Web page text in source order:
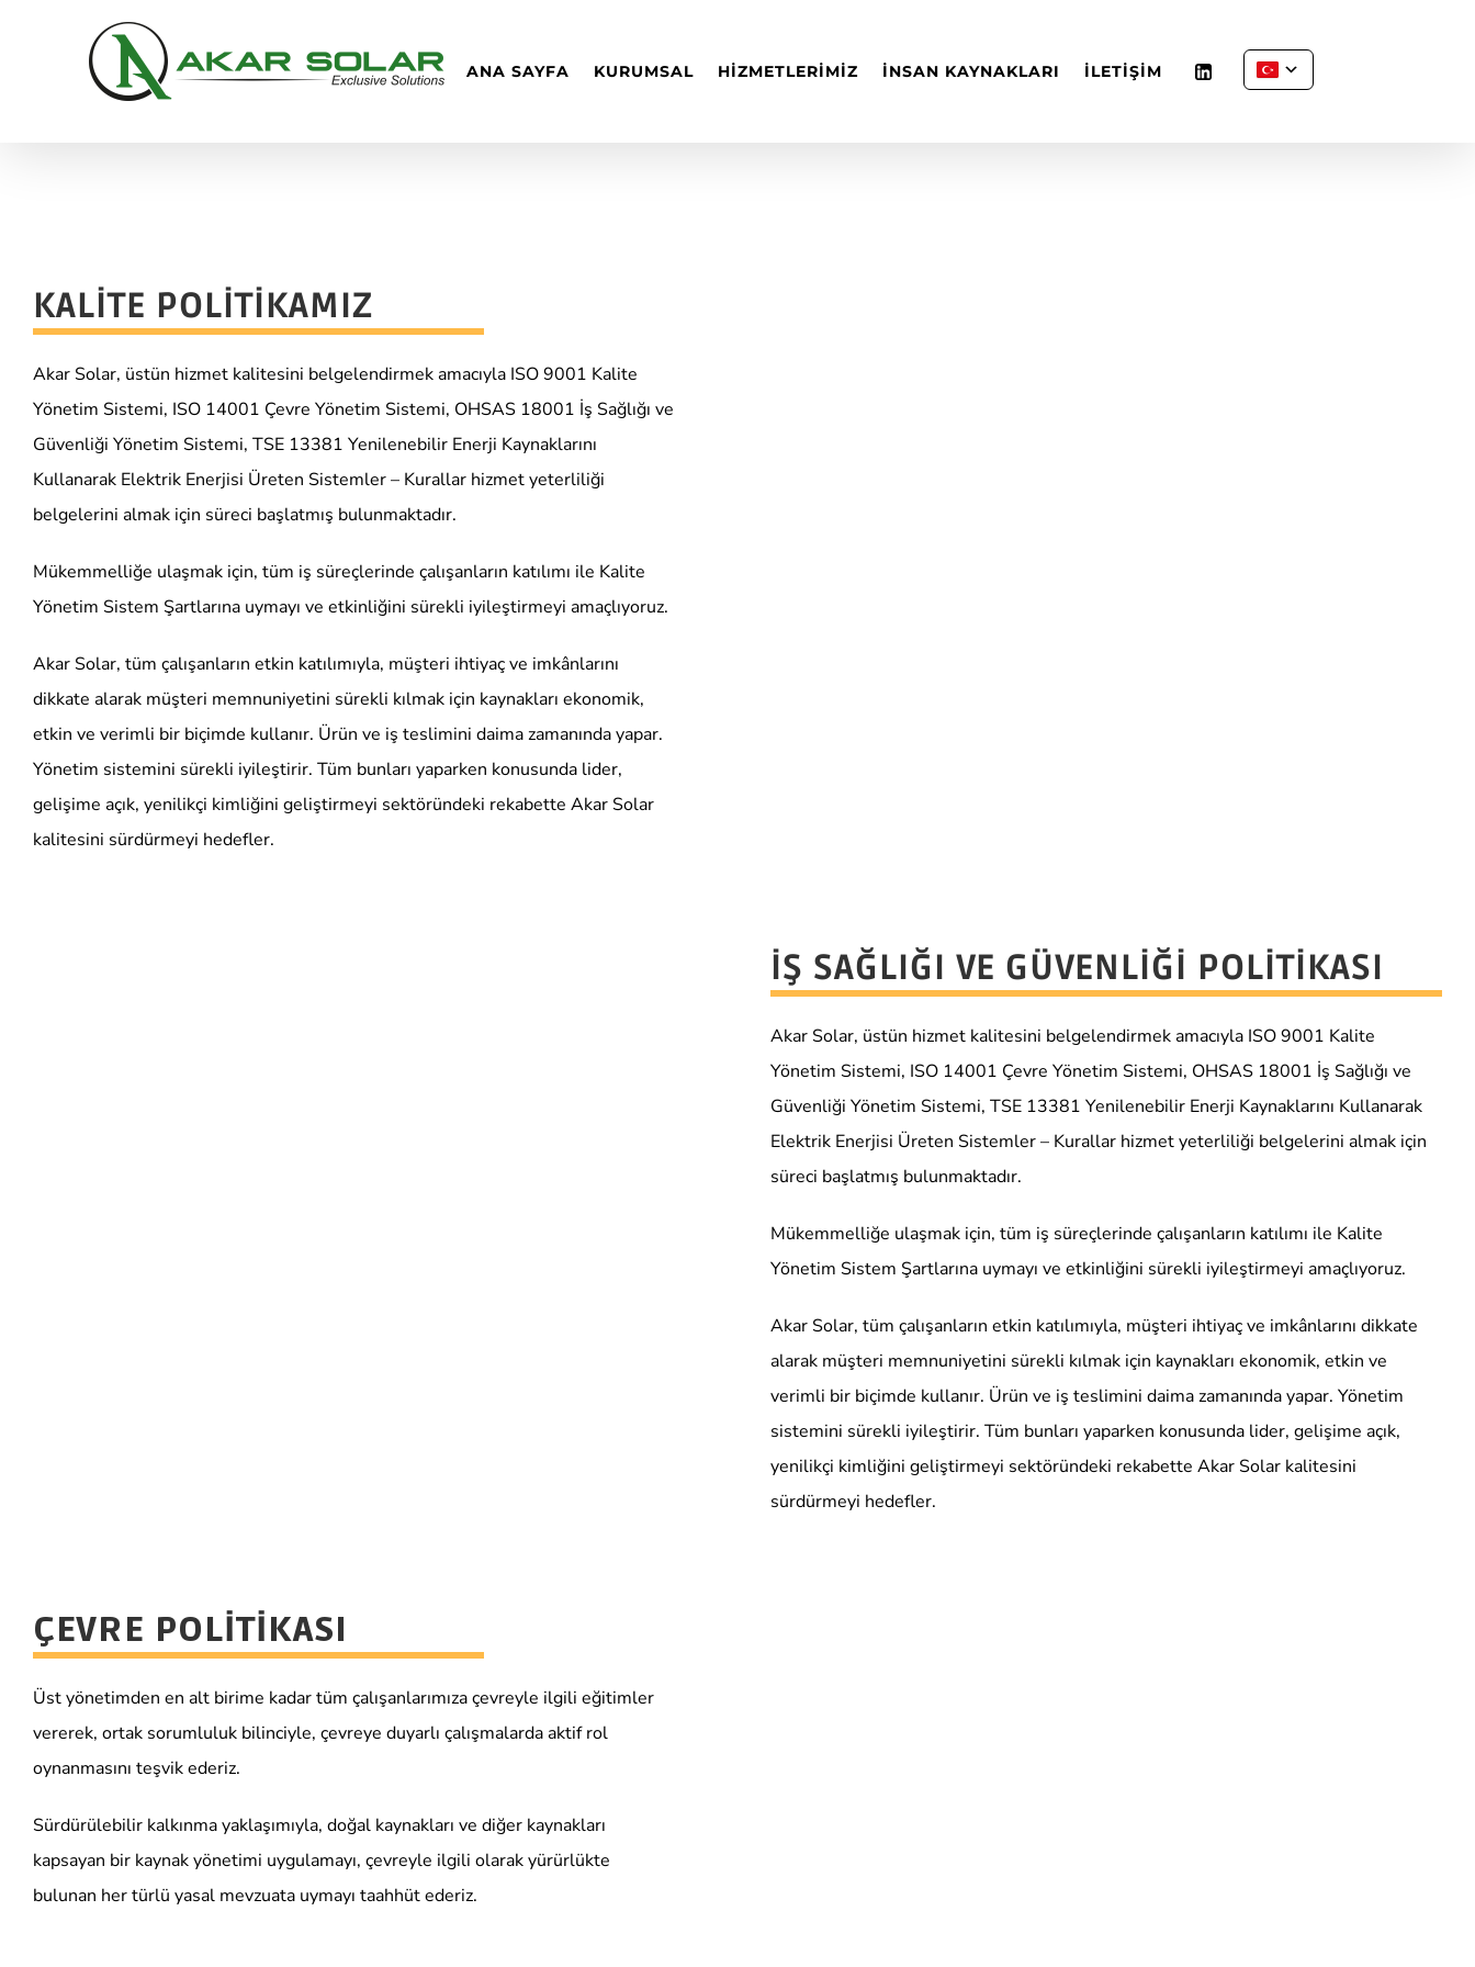
ANA SAYFA KURUMSAL HİZMETLERİMİZ İNSAN KAYNAKLARI İLETİŞİM
KALİTE POLİTİKAMIZ
Akar Solar, üstün hizmet kalitesini belgelendirmek amacıyla ISO 9001 Kalite
Yönetim Sistemi, ISO 14001 Çevre Yönetim Sistemi, OHSAS 18001 İş Sağlığı ve
Güvenliği Yönetim Sistemi, TSE 13381 Yenilenebilir Enerji Kaynaklarını
Kullanarak Elektrik Enerjisi Üreten Sistemler – Kurallar hizmet yeterliliği
belgelerini almak için süreci başlatmış bulunmaktadır.
Mükemmelliğe ulaşmak için, tüm iş süreçlerinde çalışanların katılımı ile Kalite
Yönetim Sistem Şartlarına uymayı ve etkinliğini sürekli iyileştirmeyi amaçlıyoruz.
Akar Solar, tüm çalışanların etkin katılımıyla, müşteri ihtiyaç ve imkânlarını
dikkate alarak müşteri memnuniyetini sürekli kılmak için kaynakları ekonomik,
etkin ve verimli bir biçimde kullanır. Ürün ve iş teslimini daima zamanında yapar.
Yönetim sistemini sürekli iyileştirir. Tüm bunları yaparken konusunda lider,
gelişime açık, yenilikçi kimliğini geliştirmeyi sektöründeki rekabette Akar Solar
kalitesini sürdürmeyi hedefler.
İŞ SAĞLIĞI VE GÜVENLİĞİ POLİTİKASI
Akar Solar, üstün hizmet kalitesini belgelendirmek amacıyla ISO 9001 Kalite
Yönetim Sistemi, ISO 14001 Çevre Yönetim Sistemi, OHSAS 18001 İş Sağlığı ve
Güvenliği Yönetim Sistemi, TSE 13381 Yenilenebilir Enerji Kaynaklarını Kullanarak
Elektrik Enerjisi Üreten Sistemler – Kurallar hizmet yeterliliği belgelerini almak için
süreci başlatmış bulunmaktadır.
Mükemmelliğe ulaşmak için, tüm iş süreçlerinde çalışanların katılımı ile Kalite
Yönetim Sistem Şartlarına uymayı ve etkinliğini sürekli iyileştirmeyi amaçlıyoruz.
Akar Solar, tüm çalışanların etkin katılımıyla, müşteri ihtiyaç ve imkânlarını dikkate
alarak müşteri memnuniyetini sürekli kılmak için kaynakları ekonomik, etkin ve
verimli bir biçimde kullanır. Ürün ve iş teslimini daima zamanında yapar. Yönetim
sistemini sürekli iyileştirir. Tüm bunları yaparken konusunda lider, gelişime açık,
yenilikçi kimliğini geliştirmeyi sektöründeki rekabette Akar Solar kalitesini
sürdürmeyi hedefler.
ÇEVRE POLİTİKASI
Üst yönetimden en alt birime kadar tüm çalışanlarımıza çevreyle ilgili eğitimler
vererek, ortak sorumluluk bilinciyle, çevreye duyarlı çalışmalarda aktif rol
oynanmasını teşvik ederiz.
Sürdürülebilir kalkınma yaklaşımıyla, doğal kaynakları ve diğer kaynakları
kapsayan bir kaynak yönetimi uygulamayı, çevreyle ilgili olarak yürürlükte
bulunan her türlü yasal mevzuata uymayı taahhüt ederiz.